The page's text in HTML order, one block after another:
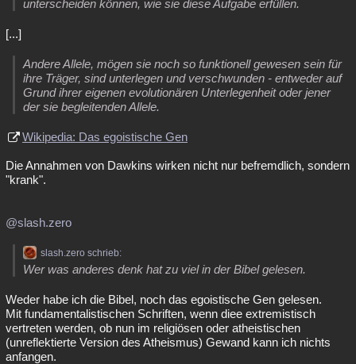
unterscheiden können, wie sie diese Aufgabe erfüllen.
[...]
Andere Allele, mögen sie noch so funktionell gewesen sein für
ihre Träger, sind unterlegen und verschwunden - entweder auf
Grund ihrer eigenen evolutionären Unterlegenheit oder jener
der sie begleitenden Allele.
Wikipedia: Das egoistische Gen
Die Annahmen von Dawkins wirken nicht nur befremdlich, sondern
"krank".
@slash.zero
slash.zero schrieb:
Wer was anderes denk hat zu viel in der Bibel gelesen.
Weder habe ich die Bibel, noch das egoistische Gen gelesen.
Mit fundamentalistischen Schriften, wenn diee extremistisch
vertreten werden, ob nun im religiösen oder atheistischen
(unreflektierte Version des Atheismus) Gewand kann ich nichts
anfangen.